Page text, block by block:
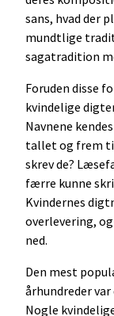
sans, hvad der
mundtlige
sagatradition
Foruden disse
kvindelige
Navnene
tallet og frem
skrev de?
færre kunne
Kvindernes
overlevering,
ned.
Den mest
århundreder
Nogle